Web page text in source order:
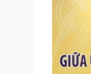
Nam
Làm
Phòng
Ăn sạch
Cải chính